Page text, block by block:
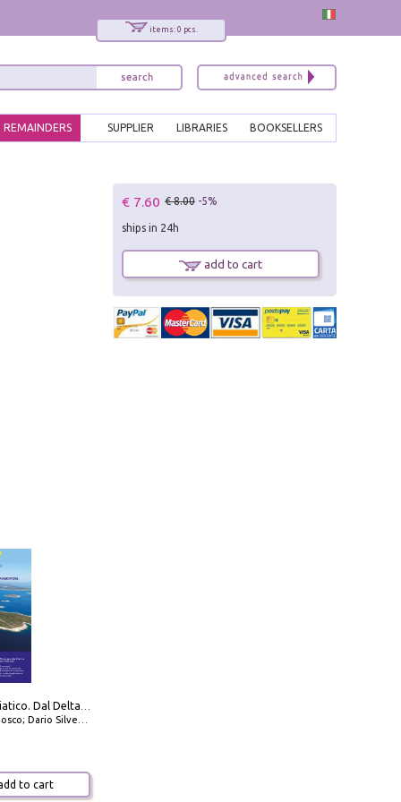
items: 0 pcs.
BOOKSELLERS
LIBRARIES
SUPPLIER
REMAINDERS
777 Alto Adriatico. Dal Delta del Po a Capo Promontore. Con QR Code
Silvestro; Marco Sbrizzi
to cart
€ 7.60 € 8.00 -5%
ships in 24h
add to cart
x
Interessato ai nostri libri?
Sarai informato delle nostre novità, potrai
comunque cancellarti quando desideri.
modulo di iscrizione